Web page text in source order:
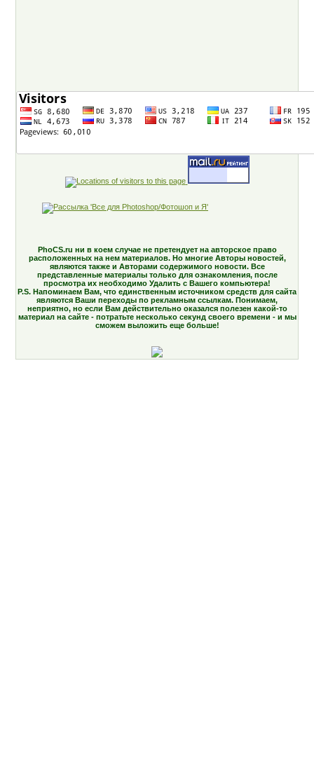
PhoCS.ru ни в коем случае не претендует на авторское право
расположенных на нем материалов. Но многие Авторы новостей,
являются также и Авторами содержимого новости. Все
представленные материалы только для ознакомления, после
просмотра их необходимо Удалить с Вашего компьютера!
P.S. Напоминаем Вам, что единственным источником средств для сайта
являются Ваши переходы по рекламным ссылкам. Понимаем,
неприятно, но если Вам действительно оказался полезен какой-то
материал на сайте - потратьте несколько секунд своего времени - и мы
сможем выложить еще больше!